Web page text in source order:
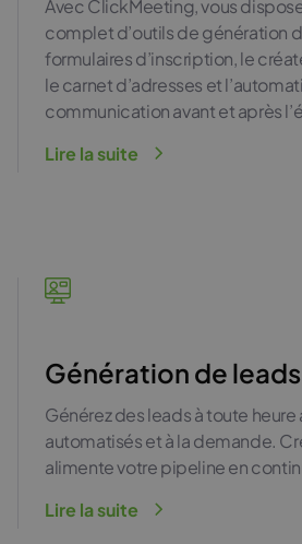
Avec ClickMeeting, vous
complet d’outils de génération
formulaires d’inscription, le
le carnet d’adresses et
communication avant et après
Lire la suite
Génération de
Générez des leads à toute
automatisés et à la demande.
alimente votre pipeline en
Lire la suite